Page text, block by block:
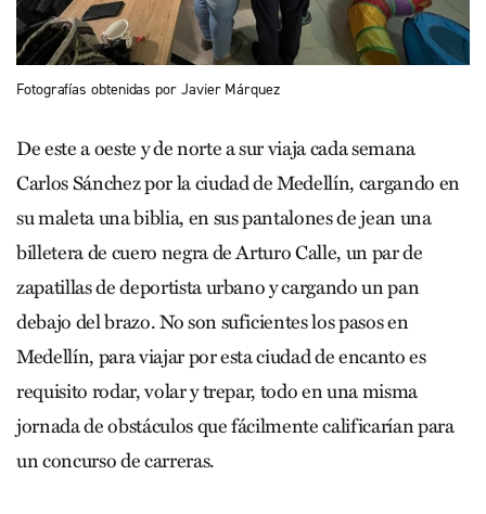
Fotografías obtenidas por Javier Márquez
De este a oeste y de norte a sur viaja cada semana
Carlos Sánchez por la ciudad de Medellín, cargando en
su maleta una biblia, en sus pantalones de jean una
billetera de cuero negra de Arturo Calle, un par de
zapatillas de deportista urbano y cargando un pan
debajo del brazo. No son suficientes los pasos en
Medellín, para viajar por esta ciudad de encanto es
requisito rodar, volar y trepar, todo en una misma
jornada de obstáculos que fácilmente calificarían para
un concurso de carreras.